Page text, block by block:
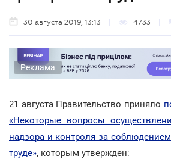
30 августа 2019, 13:13 4733
Реклама
21 августа Правительство приняло
«Некоторые вопросы
надзора и контроля за
труде», которым утвержден: